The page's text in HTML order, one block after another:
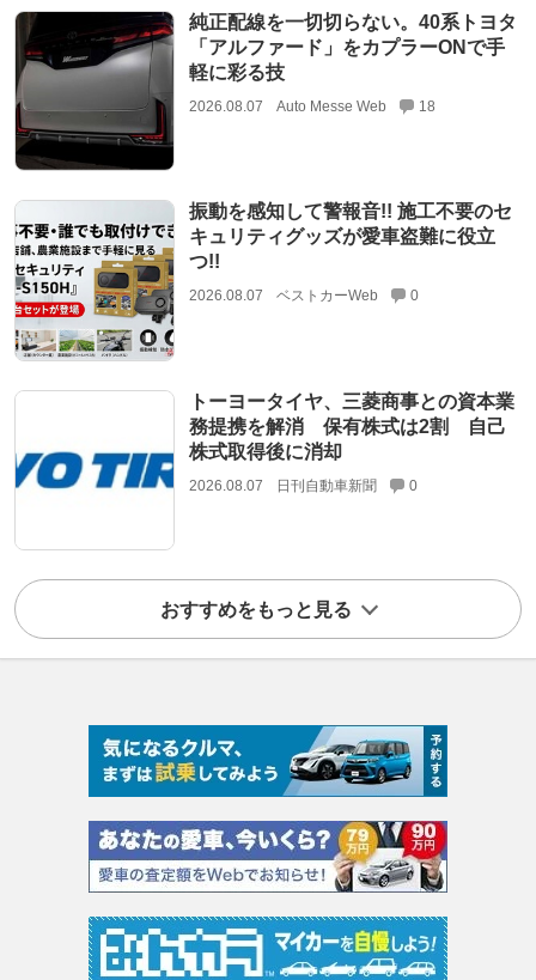
純正配線を一切切らない。40系トヨタ
「アルファード」をカプラーONで手
軽に彩る技
2026.08.07 Auto Messe Web 18
振動を感知して警報音!! 施工不要のセ
キュリティグッズが愛車盗難に役立
つ!!
2026.08.07 ベストカーWeb 0
トーヨータイヤ、三菱商事との資本業
務提携を解消 保有株式は2割 自己
株式取得後に消却
2026.08.07 日刊自動車新聞 0
おすすめをもっと見る